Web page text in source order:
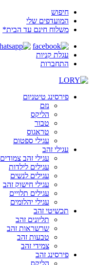
חיפוש
המועדפים שלי
משלוח חינם עד הבית*
עגלת קניות
התחברות
פירסינג טיטניום
נזם
הליקס
טבור
טראגוס
עגילי ספטום
עגילי זהב
עגילי זהב צמודים
עגילים לילדות
עגילים לנשים
עגילי חישוק זהב
עגילים תלויים
עגילי יהלומים
תכשיטי זהב
תליונים זהב
שרשראות זהב
טבעות זהב
צמידי זהב
פירסינג זהב
הליקס